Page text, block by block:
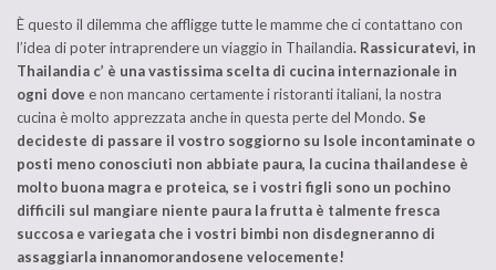
È questo il dilemma che affligge tutte le mamme che ci contattano con
l’idea di poter intraprendere un viaggio in Thailandia. Rassicuratevi, in
Thailandia c’ è una vastissima scelta di cucina internazionale in
ogni dove e non mancano certamente i ristoranti italiani, la nostra
cucina è molto apprezzata anche in questa perte del Mondo. Se
decideste di passare il vostro soggiorno su Isole incontaminate o
posti meno conosciuti non abbiate paura, la cucina thailandese è
molto buona magra e proteica, se i vostri figli sono un pochino
difficili sul mangiare niente paura la frutta è talmente fresca
succosa e variegata che i vostri bimbi non disdegneranno di
assaggiarla innanomorandosene velocemente!